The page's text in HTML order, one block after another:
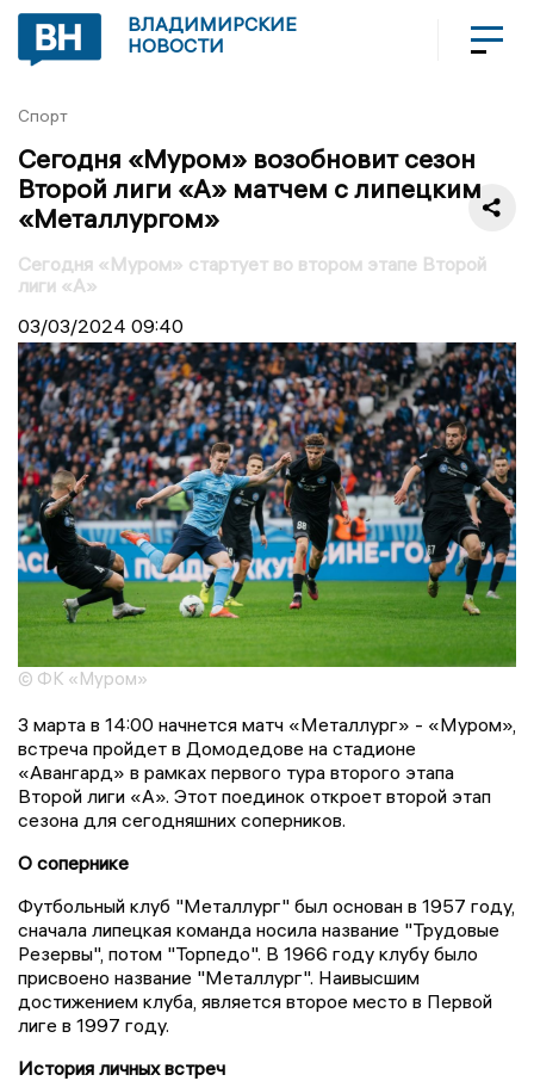
ВЛАДИМИРСКИЕ
НОВОСТИ
Спорт
Сегодня «Муром» возобновит сезон
Второй лиги «А» матчем с липецким
«Металлургом»
Сегодня «Муром» стартует во втором этапе Второй
лиги «А»
03/03/2024 09:40
© ФК «Муром»
3 марта в 14:00 начнется матч «Металлург» - «Муром»,
встреча пройдет в Домодедове на стадионе
«Авангард» в рамках первого тура второго этапа
Второй лиги «А». Этот поединок откроет второй этап
сезона для сегодняшних соперников.
О сопернике
Футбольный клуб "Металлург" был основан в 1957 году,
сначала липецкая команда носила название "Трудовые
Резервы", потом "Торпедо". В 1966 году клубу было
присвоено название "Металлург". Наивысшим
достижением клуба, является второе место в Первой
лиге в 1997 году.
История личных встреч